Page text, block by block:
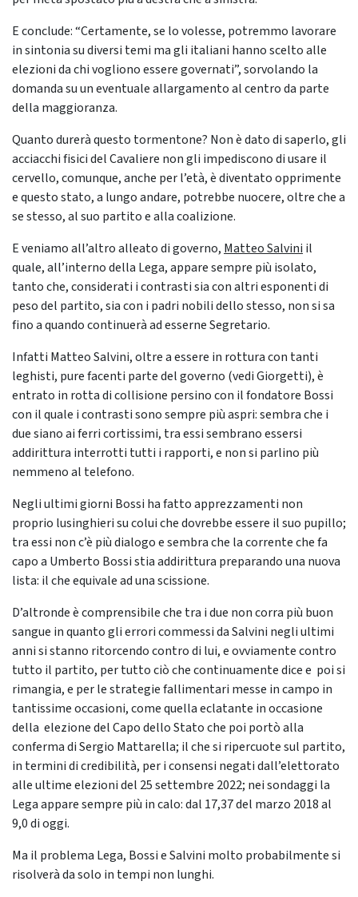
E conclude: “Certamente, se lo volesse, potremmo lavorare
in sintonia su diversi temi ma gli italiani hanno scelto alle
elezioni da chi vogliono essere governati”, sorvolando la
domanda su un eventuale allargamento al centro da parte
della maggioranza.
Quanto durerà questo tormentone? Non è dato di saperlo, gli
acciacchi fisici del Cavaliere non gli impediscono di usare il
cervello, comunque, anche per l’età, è diventato opprimente
e questo stato, a lungo andare, potrebbe nuocere, oltre che a
se stesso, al suo partito e alla coalizione.
E veniamo all’altro alleato di governo, Matteo Salvini il
quale, all’interno della Lega, appare sempre più isolato,
tanto che, considerati i contrasti sia con altri esponenti di
peso del partito, sia con i padri nobili dello stesso, non si sa
fino a quando continuerà ad esserne Segretario.
Infatti Matteo Salvini, oltre a essere in rottura con tanti
leghisti, pure facenti parte del governo (vedi Giorgetti), è
entrato in rotta di collisione persino con il fondatore Bossi
con il quale i contrasti sono sempre più aspri: sembra che i
due siano ai ferri cortissimi, tra essi sembrano essersi
addirittura interrotti tutti i rapporti, e non si parlino più
nemmeno al telefono.
Negli ultimi giorni Bossi ha fatto apprezzamenti non
proprio lusinghieri su colui che dovrebbe essere il suo pupillo;
tra essi non c’è più dialogo e sembra che la corrente che fa
capo a Umberto Bossi stia addirittura preparando una nuova
lista: il che equivale ad una scissione.
D’altronde è comprensibile che tra i due non corra più buon
sangue in quanto gli errori commessi da Salvini negli ultimi
anni si stanno ritorcendo contro di lui, e ovviamente contro
tutto il partito, per tutto ciò che continuamente dice e poi si
rimangia, e per le strategie fallimentari messe in campo in
tantissime occasioni, come quella eclatante in occasione
della elezione del Capo dello Stato che poi portò alla
conferma di Sergio Mattarella; il che si ripercuote sul partito,
in termini di credibilità, per i consensi negati dall’elettorato
alle ultime elezioni del 25 settembre 2022; nei sondaggi la
Lega appare sempre più in calo: dal 17,37 del marzo 2018 al
9,0 di oggi.
Ma il problema Lega, Bossi e Salvini molto probabilmente si
risolverà da solo in tempi non lunghi.